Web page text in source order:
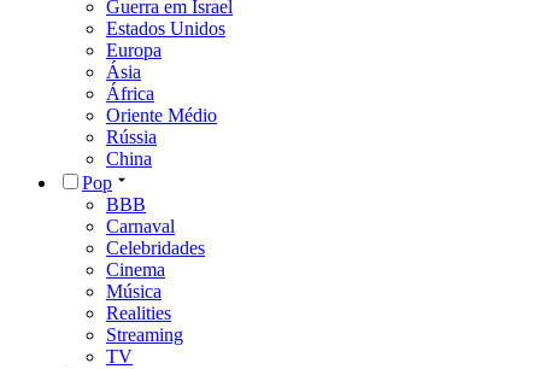
Guerra em Israel
Estados Unidos
Europa
Ásia
África
Oriente Médio
Rússia
China
Pop
BBB
Carnaval
Celebridades
Cinema
Música
Realities
Streaming
TV